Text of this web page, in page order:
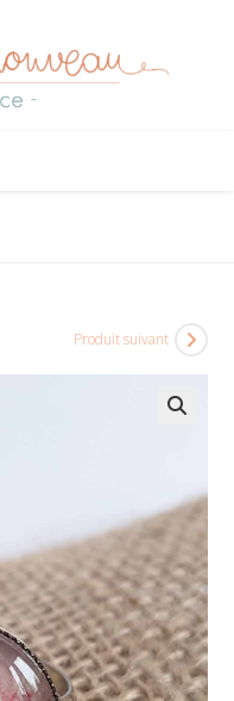
Produit suivant